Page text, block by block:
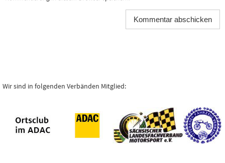
Wir sind in folgenden Verbänden Mitglied: